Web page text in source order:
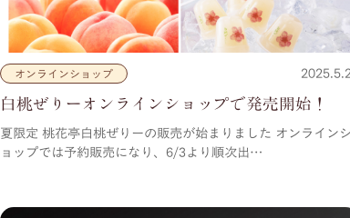
オンラインショップ
白桃ぜりーオンラインショップで発売開始！
夏限定 桃花亭白桃ぜりーの販売が始まりました オンライン
ョップでは予約販売になり、6/3より順次出…